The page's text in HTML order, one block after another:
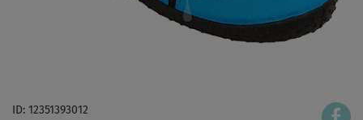
ID: 12351393012